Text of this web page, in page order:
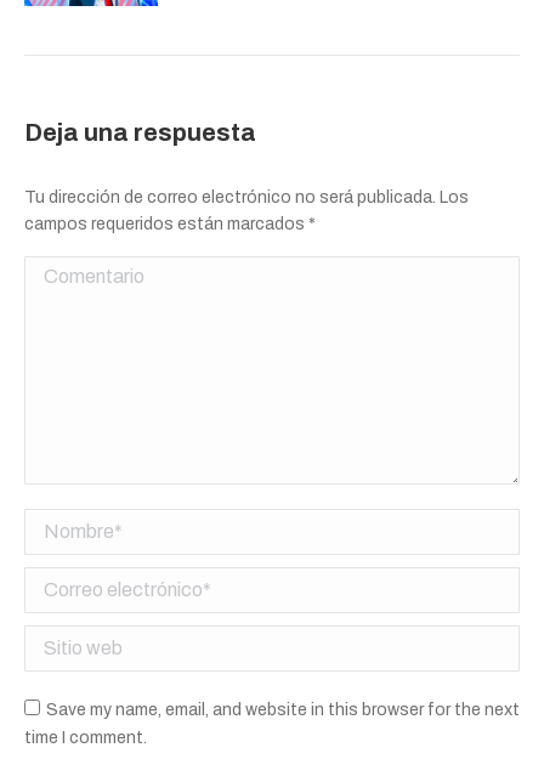
Deja una respuesta
Tu dirección de correo electrónico no será publicada. Los
campos requeridos están marcados *
Comentario
Nombre *
Correo electrónico *
Sitio web
Save my name, email, and website in this browser for the next
time I comment.